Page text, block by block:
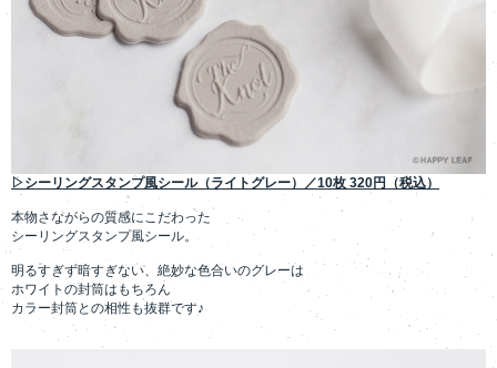
▷シーリングスタンプ風シール（ライトグレー）／10枚 320円（税込）
本物さながらの質感にこだわった
シーリングスタンプ風シール。
明るすぎず暗すぎない、絶妙な色合いのグレーは
ホワイトの封筒はもちろん
カラー封筒との相性も抜群です♪